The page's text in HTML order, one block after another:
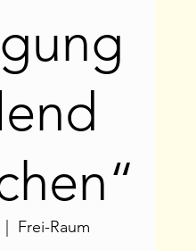
Frei-Raum